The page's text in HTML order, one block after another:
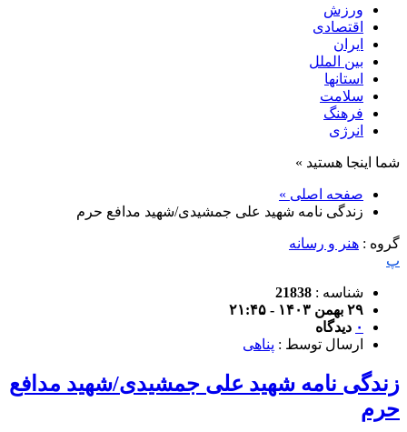
ورزش
اقتصادی
ایران
بین الملل
استانها
سلامت
فرهنگ
انرژی
شما اینجا هستید »
صفحه اصلی »
زندگی نامه شهید علی جمشیدی/شهید مدافع حرم
گروه : هنر و رسانه
پ
شناسه : 21838
۲۹ بهمن ۱۴۰۳ - ۲۱:۴۵
۰ دیدگاه
ارسال توسط : پناهی
زندگی نامه شهید علی جمشیدی/شهید مدافع
حرم